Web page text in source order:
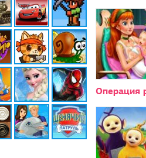
Операция